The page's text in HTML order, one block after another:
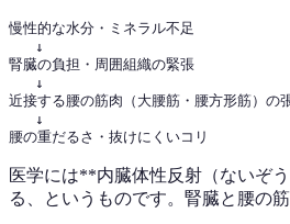
慢性的な水分・ミネラル不足
   ↓
腎臓の負担・周囲組織の緊張
   ↓
近接する腰の筋肉（大腰筋・腰方形筋）の
   ↓
医学には**内臓体性反射（ないぞ
る、というものです。腎臓と腰の